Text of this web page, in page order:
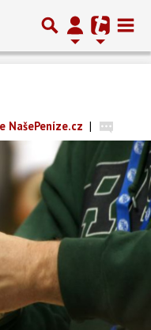
NašePeníze.cz |